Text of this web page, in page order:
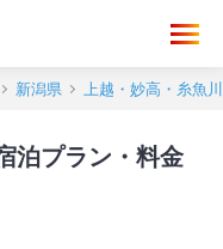
新潟県 上越・妙高・糸魚川
泊プラン・料金